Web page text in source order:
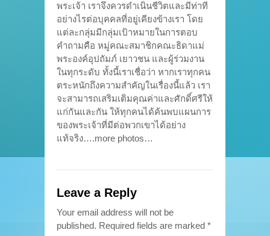
พระเจ้า เราจึงควรดำเนินชีวิตและมีท่าที
อย่างไรต่อบุคคลที่อยู่เคียงข้างเรา โดย
แต่ละกลุ่มมีกลุ่มเป้าหมายในการตอบ
คำถามคือ หมู่คณะสมาชิกคณะธิดาแม่
พระองค์อุปถัมภ์ เยาวชน และผู้ร่วมงาน
ในทุกระดับ ทั้งนี้เราเชื่อว่า หากเราทุกคน
ตระหนักถึงความสำคัญในเรื่องนี้แล้ว เรา
จะสามารถเสริมเติมคุณค่าและศักดิ์ศรีให้
แก่กันและกัน ให้ทุกคนได้ค้นพบแผนการ
ของพระเจ้าที่มีต่อพวกเขาได้อย่าง
แท้จริง….more photos…
Leave a Reply
Your email address will not be
published. Required fields are marked *